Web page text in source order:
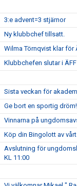
3:e advent=3 stjärnor
Ny klubbchef tillsatt.
Wilma Törnqvist klar för
Klubbchefen slutar i ÄFF
Sista veckan för
Ge bort en sportig dröm!
Vinnarna på
Köp din Bingolott av vårt
Avslutning för
KL 11:00